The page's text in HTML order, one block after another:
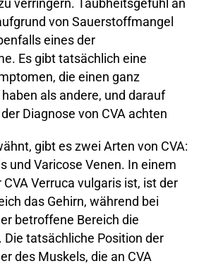
verringern. Taubheitsgefühl an
von Sauerstoffmangel
eines der
Es gibt tatsächlich eine
die einen ganz
als andere, und darauf
Diagnose von CVA achten.
gibt es zwei Arten von CVA:
und Varicose Venen. In einem
CVA Verruca vulgaris ist, ist der
das Gehirn, während bei
betroffene Bereich die
Die tatsächliche Position der
des Muskels, die an CVA